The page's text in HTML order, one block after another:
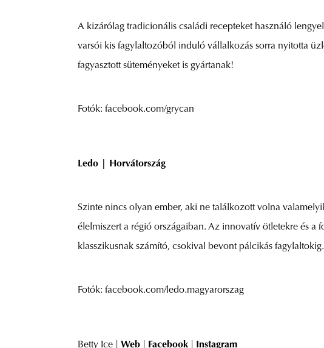
A kizárólag tradicionális családi recepteket használó lengyel
varsói kis fagylaltozóból induló vállalkozás sorra nyitotta
fagyasztott süteményeket is gyártanak!
Fotók: facebook.com/grycan
Ledo | Horvátország
Szinte nincs olyan ember, aki ne találkozott volna
élelmiszert a régió országaiban. Az innovatív ötletekre és a
klasszikusnak számító, csokival bevont pálcikás fagylaltokig.
Fotók: facebook.com/ledo.magyarorszag
Betty Ice | Web Facebook
Instagram